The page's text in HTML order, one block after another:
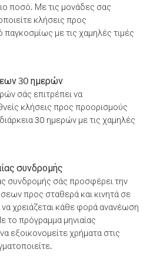
ποσό. Με τις μονάδες σας
κλήσεις προς
με τις χαμηλές τιμές
30 ημερών
σάς επιτρέπει να
κλήσεις προς προορισμούς
30 ημερών με τις χαμηλές
συνδρομής
συνδρομής σάς προσφέρει την
προς σταθερά και κινητά σε
χρειάζεται κάθε φορά ανανέωση
το πρόγραμμα μηνιαίας
εξοικονομείτε χρήματα στις